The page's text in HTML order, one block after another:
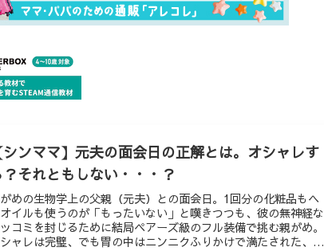
シンママ】元夫の面会日の正解とは。オシャレす
？それともしない・・・？
めの生物学上の父親（元夫）との面会日。1回分の化粧品もヘ
イルも使うのが「もったいない」と嘆きつつも、彼の無神経な
コミを封じるために結局ペアーズ級のフル装備で挑む親がめ。
ャレは完璧、でも胃の中はニンニクふりかけで満たされた、シ